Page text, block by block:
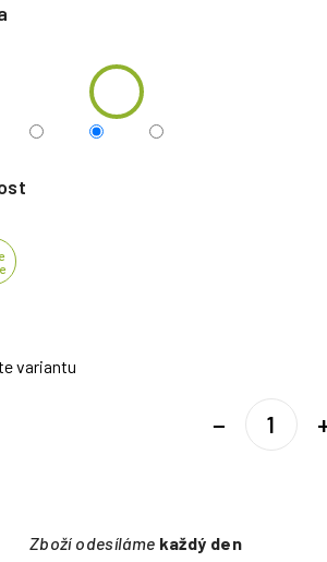
variantu
−
Zboží odesíláme každý den